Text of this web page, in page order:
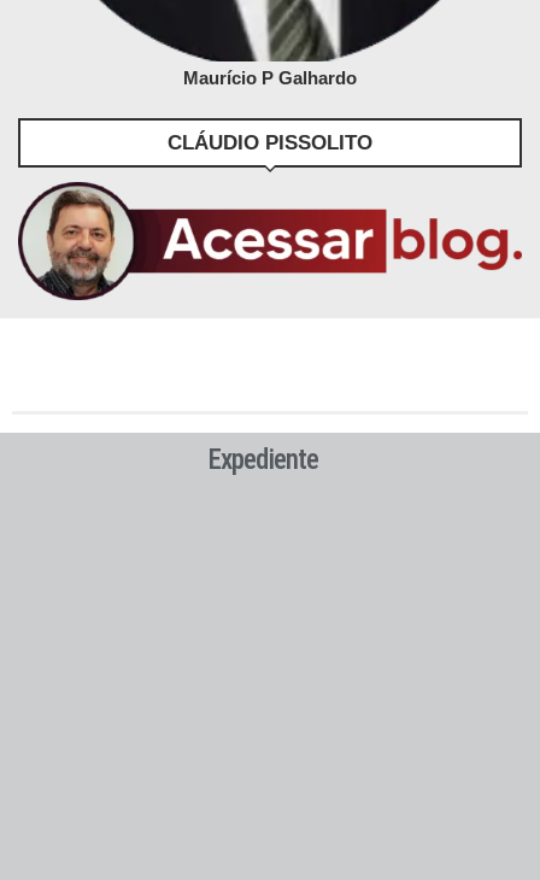
Maurício P Galhardo
CLÁUDIO PISSOLITO
Expediente